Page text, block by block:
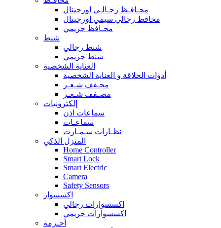
محـافـظ رجـالـي اورجينال
محافظ رجالي سيمي اورجينال
محـافظ حريمي
شنط
شنط رجالي
شنط حريمي
العناية الشخصية
أدوات الحلاقة و العناية الشخصية
مجـفف شـعـر
مصـفف شـعـر
إلكترونيات
سماعات اذن
سماعـات
نظـارات سـمـارت
المنزل الذكي
Home Controller
Smart Lock
Smart Electric
Camera
Safety Sensors
اكسسوار
اكسسوارات رجالي
اكسسوارات حريمي
أحـزمة